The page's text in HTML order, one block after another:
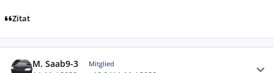
Zitat
M. Saab9-3 Mitglied